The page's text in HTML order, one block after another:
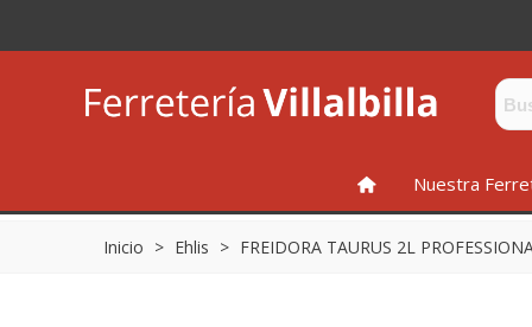
INICIONuestra
Inicio > Ehlis > FREIDORA TAURUS 2L